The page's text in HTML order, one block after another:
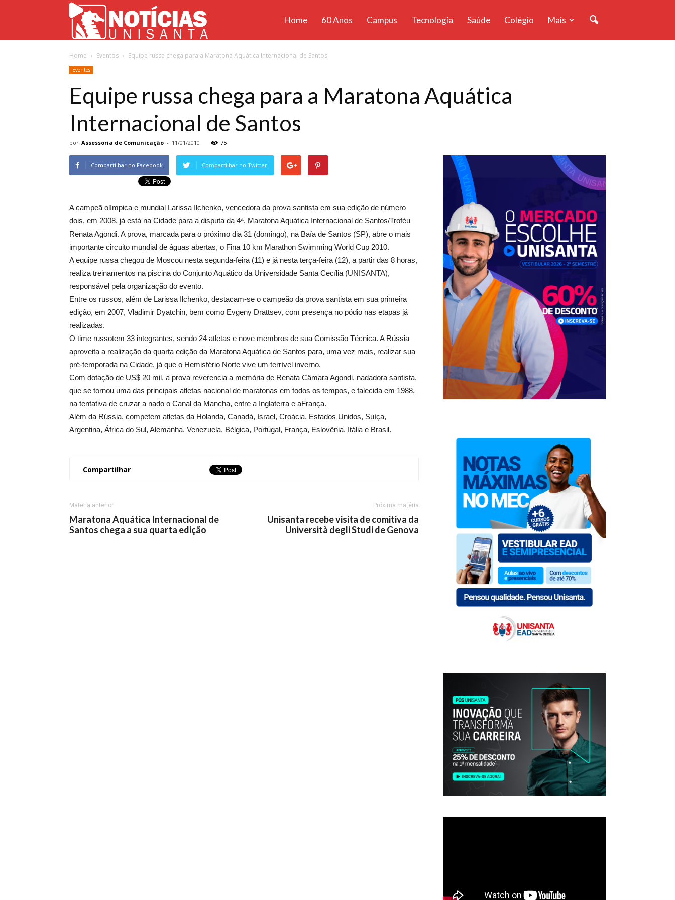
Unisanta
Home 60 Anos Campus Tecnologia Saúde Colégio Mais
Home Eventos Equipe russa chega para a Maratona Aquática Internacional de Santos
Eventos
Equipe russa chega para a Maratona Aquática
Internacional de Santos
por Assessoria de Comunicação - 11/01/2010 75
Compartilhar no Facebook Compartilhar no Twitter
A campeã olímpica e mundial Larissa Ilchenko, vencedora da prova santista em sua edição de número
dois, em 2008, já está na Cidade para a disputa da 4ª. Maratona Aquática Internacional de Santos/Troféu
Renata Agondi. A prova, marcada para o próximo dia 31 (domingo), na Baía de Santos (SP), abre o mais
importante circuito mundial de águas abertas, o Fina 10 km Marathon Swimming World Cup 2010.
A equipe russa chegou de Moscou nesta segunda-feira (11) e já nesta terça-feira (12), a partir das 8 horas,
realiza treinamentos na piscina do Conjunto Aquático da Universidade Santa Cecília (UNISANTA),
responsável pela organização do evento.
Entre os russos, além de Larissa Ilchenko, destacam-se o campeão da prova santista em sua primeira
edição, em 2007, Vladimir Dyatchin, bem como Evgeny Drattsev, com presença no pódio nas etapas já
realizadas.
O time russotem 33 integrantes, sendo 24 atletas e nove membros de sua Comissão Técnica. A Rússia
aproveita a realização da quarta edição da Maratona Aquática de Santos para, uma vez mais, realizar sua
pré-temporada na Cidade, já que o Hemisfério Norte vive um terrível inverno.
Com dotação de US$ 20 mil, a prova reverencia a memória de Renata Câmara Agondi, nadadora santista,
que se tornou uma das principais atletas nacional de maratonas em todos os tempos, e falecida em 1988,
na tentativa de cruzar a nado o Canal da Mancha, entre a Inglaterra e aFrança.
Além da Rússia, competem atletas da Holanda, Canadá, Israel, Croácia, Estados Unidos, Suíça,
Argentina, África do Sul, Alemanha, Venezuela, Bélgica, Portugal, França, Eslovênia, Itália e Brasil.
Compartilhar
Matéria anterior
Maratona Aquática Internacional de
Santos chega a sua quarta edição
Próxima matéria
Unisanta recebe visita de comitiva da
Università degli Studi de Genova